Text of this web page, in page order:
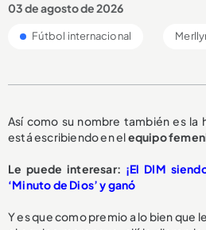
03 de agosto de 2026
Fútbol internacional
Así como su nombre también es la
está escribiendo en elequipo
Le puede interesar: ¡El DIM
‘Minuto de Dios’ y ganó
Y es que como premio a lo bien que